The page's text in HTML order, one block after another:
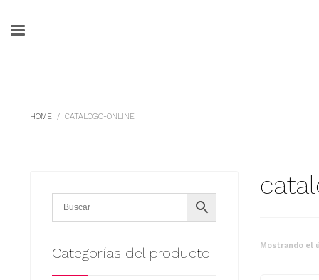
HOME CATALOGO-ONLINE
Mostrando el
Categorías del producto